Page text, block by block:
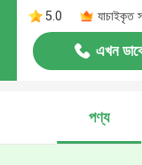
5.0
যাচাইকৃত
এখন
পণ্য